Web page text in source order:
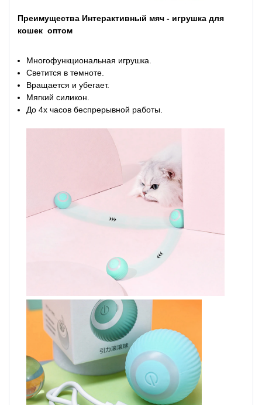
Преимущества Интерактивный мяч - игрушка для
кошек оптом
Многофункциональная игрушка.
Светится в темноте.
Вращается и убегает.
Мягкий силикон.
До 4х часов беспрерывной работы.